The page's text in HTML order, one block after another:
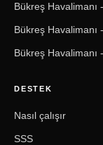
Bükreş Havalimanı
Bükreş Havalimanı
Bükreş Havalimanı
DESTEK
Nasıl çalışır
SSS